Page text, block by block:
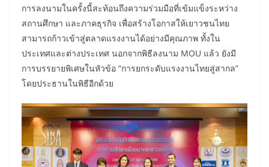
การลงนามในครั้งนี้สะท้อนถึงความร่วมมือที่เข้มแข็งระหว่าง
สถานศึกษา และภาคธุรกิจ เพื่อสร้างโอกาสให้เยาวชนไทย
สามารถก้าวเข้าสู่ตลาดแรงงานได้อย่างมีคุณภาพ ทั้งใน
ประเทศและต่างประเทศ นอกจากพิธีลงนาม MOU แล้ว ยังมี
การบรรยายพิเศษในหัวข้อ “การยกระดับแรงงานไทยสู่สากล”
โดยประธานในพิธีอีกด้วย